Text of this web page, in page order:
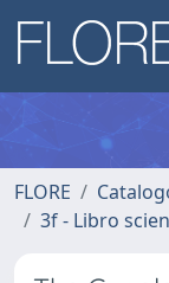
FLORE
3f - Libro